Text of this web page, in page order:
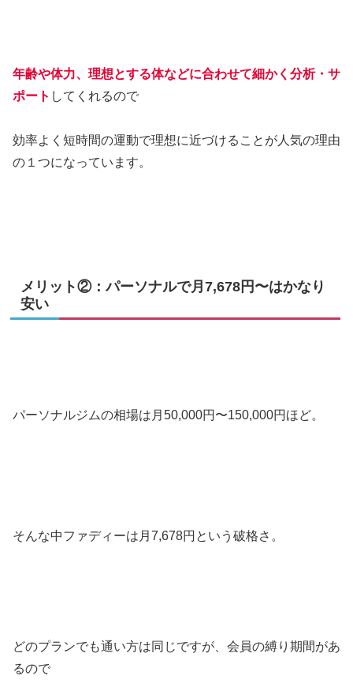
年齢や体力、理想とする体などに合わせて細かく分析・サ
ポート してくれるので
効率よく短時間の運動で理想に近づけることが人気の理由
の１つになっています。
メリット②：パーソナルで月7,678円〜はかなり
安い
パーソナルジムの相場は月50,000円〜150,000円ほど。
そんな中ファディーは月7,678円という破格さ。
どのプランでも通い方は同じですが、会員の縛り期間があ
るので